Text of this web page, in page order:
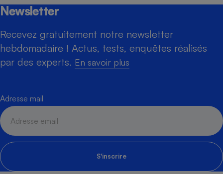
Newsletter
Recevez gratuitement notre newsletter
hebdomadaire ! Actus, tests, enquêtes réalisés
par des experts. En savoir plus
Adresse mail
S'inscrire